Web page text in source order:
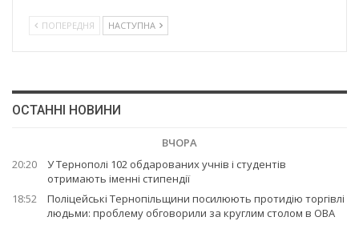
ПОПЕРЕДНЯ НАСТУПНА
ОСТАННІ НОВИНИ
ВЧОРА
20:20
У Тернополі 102 обдарованих учнів і студентів
отримають іменні стипендії
18:52
Поліцейські Тернопільщини посилюють протидію торгівлі
людьми: проблему обговорили за круглим столом в ОВА